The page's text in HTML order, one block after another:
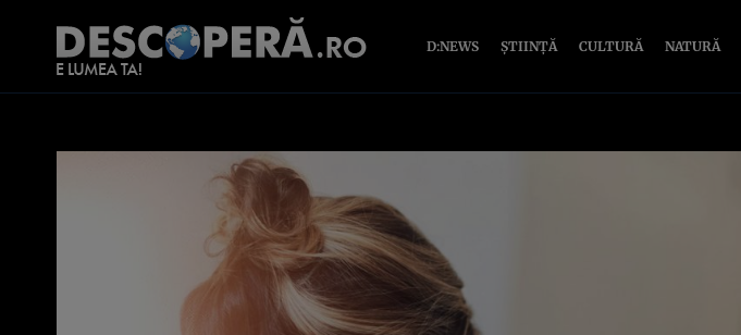
D:NEWS ȘTIINȚĂ CULTURĂ NATURĂ